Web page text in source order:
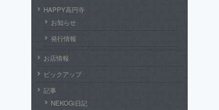
HAPPY高円寺
お知らせ
発行情報
お店情報
ピックアップ
記事
NEKOGi日記